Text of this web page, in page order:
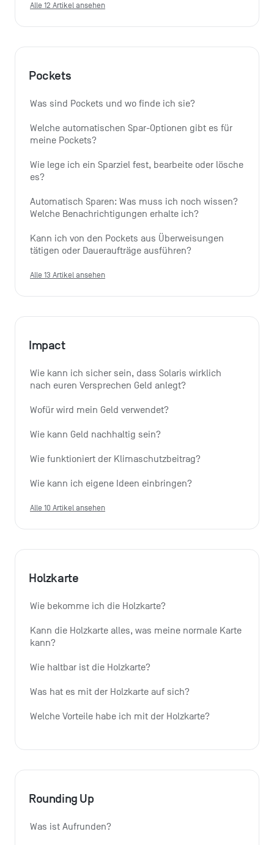
Alle 12 Artikel ansehen
Pockets
Was sind Pockets und wo finde ich sie?
Welche automatischen Spar-Optionen gibt es für
meine Pockets?
Wie lege ich ein Sparziel fest, bearbeite oder lösche
es?
Automatisch Sparen: Was muss ich noch wissen?
Welche Benachrichtigungen erhalte ich?
Kann ich von den Pockets aus Überweisungen
tätigen oder Daueraufträge ausführen?
Alle 13 Artikel ansehen
Impact
Wie kann ich sicher sein, dass Solaris wirklich
nach euren Versprechen Geld anlegt?
Wofür wird mein Geld verwendet?
Wie kann Geld nachhaltig sein?
Wie funktioniert der Klimaschutzbeitrag?
Wie kann ich eigene Ideen einbringen?
Alle 10 Artikel ansehen
Holzkarte
Wie bekomme ich die Holzkarte?
Kann die Holzkarte alles, was meine normale Karte
kann?
Wie haltbar ist die Holzkarte?
Was hat es mit der Holzkarte auf sich?
Welche Vorteile habe ich mit der Holzkarte?
Rounding Up
Was ist Aufrunden?